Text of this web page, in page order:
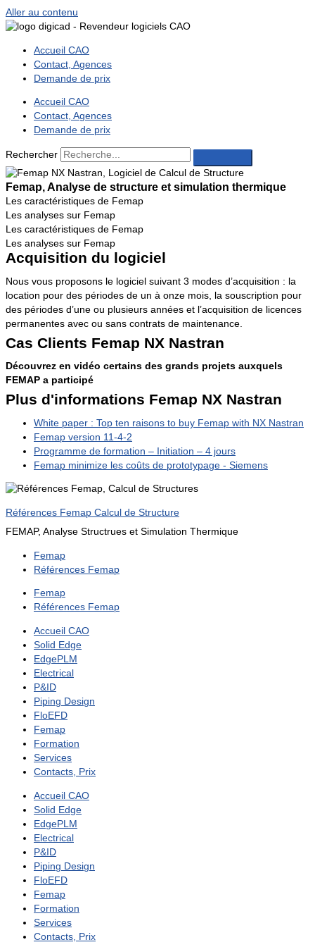
Aller au contenu
Accueil CAO
Contact, Agences
Demande de prix
Accueil CAO
Contact, Agences
Demande de prix
Rechercher
Femap, Analyse de structure et simulation thermique
Les caractéristiques de Femap
Les analyses sur Femap
Les caractéristiques de Femap
Les analyses sur Femap
Acquisition du logiciel
Nous vous proposons le logiciel suivant 3 modes d’acquisition : la
location pour des périodes de un à onze mois, la souscription pour
des périodes d’une ou plusieurs années et l’acquisition de licences
permanentes avec ou sans contrats de maintenance.
Cas Clients Femap NX Nastran
Découvrez en vidéo certains des grands projets auxquels
FEMAP a participé
Plus d'informations Femap NX Nastran
White paper : Top ten raisons to buy Femap with NX Nastran
Femap version 11-4-2
Programme de formation – Initiation – 4 jours
Femap minimize les coûts de prototypage - Siemens
Références Femap Calcul de Structure
FEMAP, Analyse Structrues et Simulation Thermique
Femap
Références Femap
Femap
Références Femap
Accueil CAO
Solid Edge
EdgePLM
Electrical
P&ID
Piping Design
FloEFD
Femap
Formation
Services
Contacts, Prix
Accueil CAO
Solid Edge
EdgePLM
Electrical
P&ID
Piping Design
FloEFD
Femap
Formation
Services
Contacts, Prix